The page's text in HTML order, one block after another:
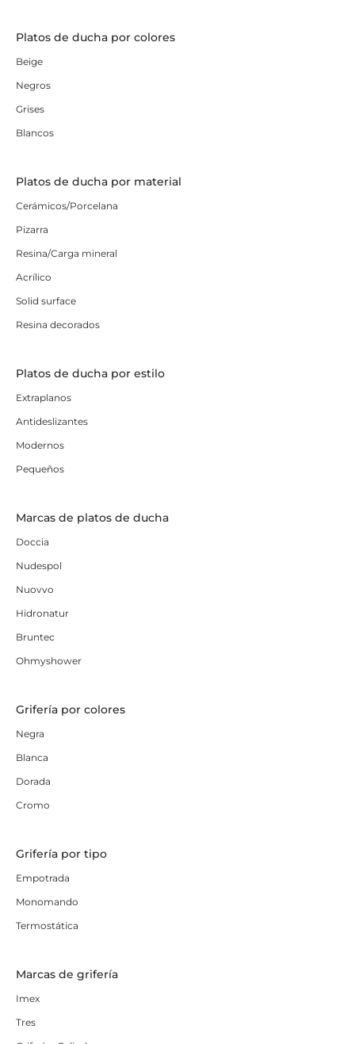
Platos de ducha por colores
Beige
Negros
Grises
Blancos
Platos de ducha por material
Cerámicos/Porcelana
Pizarra
Resina/Carga mineral
Acrílico
Solid surface
Resina decorados
Platos de ducha por estilo
Extraplanos
Antideslizantes
Modernos
Pequeños
Marcas de platos de ducha
Doccia
Nudespol
Nuovvo
Hidronatur
Bruntec
Ohmyshower
Grifería por colores
Negra
Blanca
Dorada
Cromo
Grifería por tipo
Empotrada
Monomando
Termostática
Marcas de grifería
Imex
Tres